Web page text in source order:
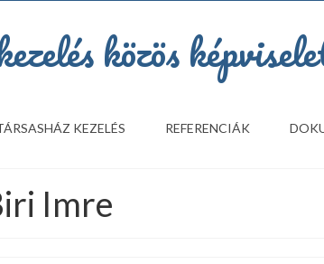
KEZELÉS REFERENCIÁK
Imre